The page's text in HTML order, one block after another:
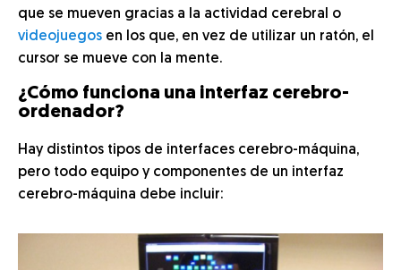
que se mueven gracias a la actividad cerebral o
videojuegos en los que, en vez de utilizar un ratón, el
cursor se mueve con la mente.
¿Cómo funciona una interfaz cerebro-
ordenador?
Hay distintos tipos de interfaces cerebro-máquina,
pero todo equipo y componentes de un interfaz
cerebro-máquina debe incluir: